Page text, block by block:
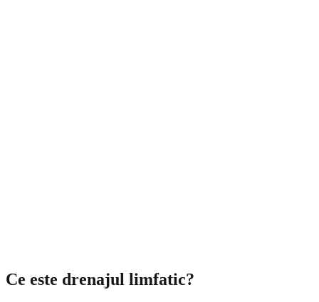
Ce este drenajul limfatic?